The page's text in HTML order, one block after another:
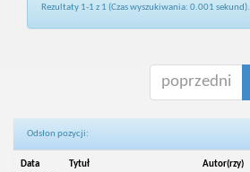
Rezultaty 1-1 z 1 (Czas wyszukiwania: 0.001 sekund).
poprzedni
Odsłon pozycji:
Data
Tytuł Autor(rzy)